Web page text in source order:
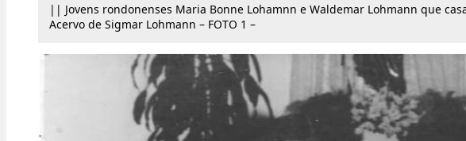
|| Jovens rondonenses Maria Bonne Lohamnn e Waldemar Lohmann que
Acervo de Sigmar Lohmann – FOTO 1 –